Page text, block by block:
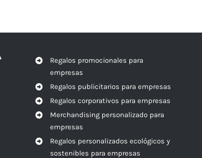
Regalos promocionales para
empresas
Regalos publicitarios para empresas
Regalos corporativos para empresas
Merchandising personalizado para
empresas
Regalos personalizados ecológicos y
sostenibles para empresas